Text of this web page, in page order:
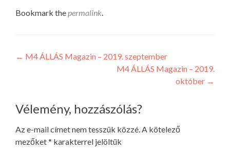
Bookmark thepermalink.
Bejegyzés
← M4 ÁLLÁS Magazin – 2019. szeptember
M4 ÁLLÁS Magazin – 2019.
október →
Vélemény, hozzászólás?
Az e-mail címet nem tesszük közzé.A kötelező
mezőket* karakterrel jelöltük